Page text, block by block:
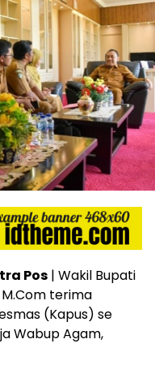
Pos | Wakil Bupati
M.Com terima
(Kapus) se
Wabup Agam,